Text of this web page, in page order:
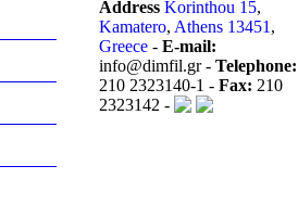
Address Korinthou 15,
Kamatero, Athens 13451 ,
Greece -E-mail:
info@dimfil.gr -Telephone:
210 2323140-1 -Fax: 210
2323142 -